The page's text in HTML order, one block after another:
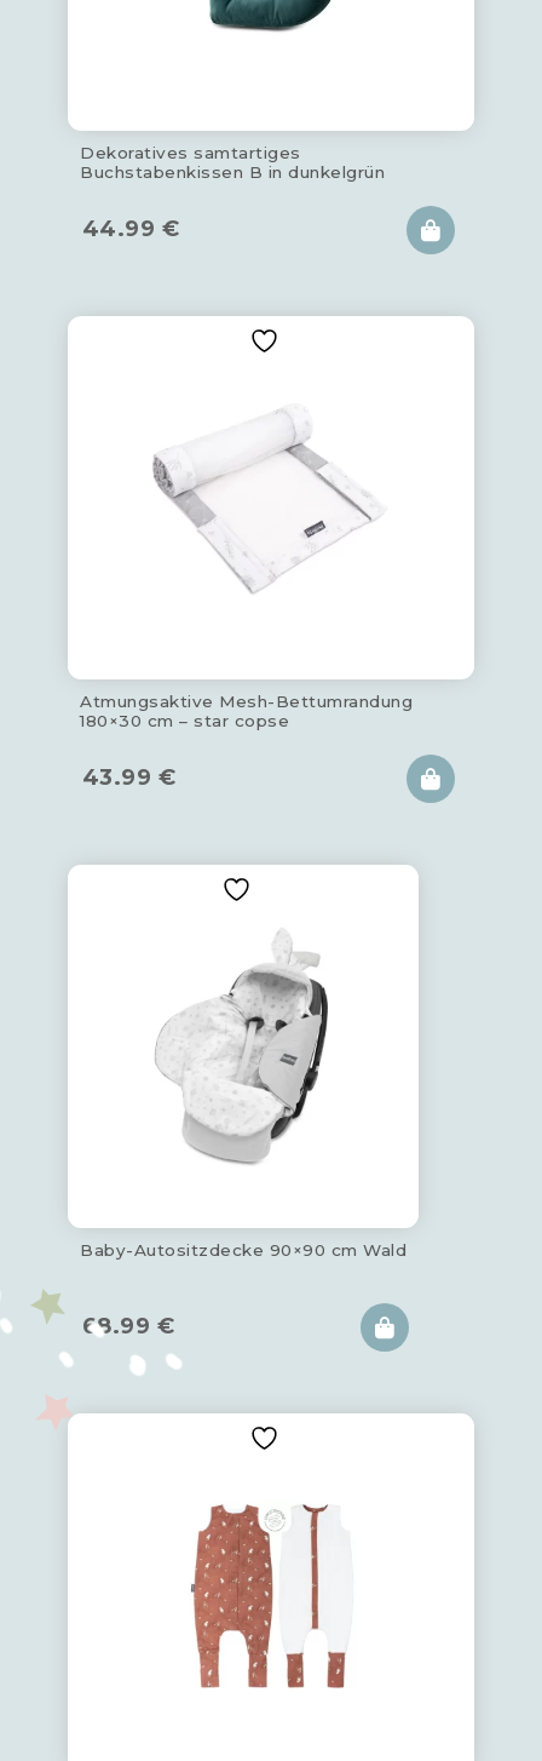
Dekoratives samtartiges
Buchstabenkissen B in dunkelgrün
44.99 €
Atmungsaktive Mesh-Bettumrandung
180×30 cm – star copse
43.99 €
Baby-Autositzdecke 90×90 cm Wald
68.99 €